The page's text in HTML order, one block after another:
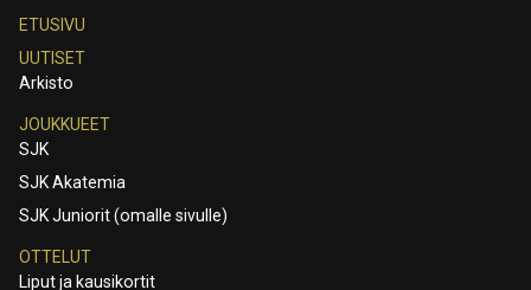
ETUSIVU
UUTISET
Arkisto
JOUKKUEET
SJK
SJK Akatemia
SJK Juniorit (omalle sivulle)
OTTELUT
Liput ja kausikortit